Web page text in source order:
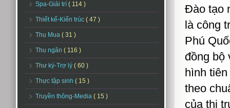
Spa-Giải trí ( 114 )
Thiết kế-Kiến trúc ( 47 )
Thu Mua ( 31 )
Thu ngân ( 116 )
Thư ký-Trợ lý ( 60 )
Thực tập sinh ( 15 )
Truyền thông-Media ( 15 )
Đào tạo
là công
Phú
đồng bộ
hình
theo
của thị